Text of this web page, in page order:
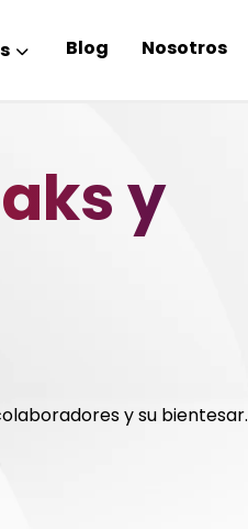
Blog Nosotros
y
y su bientesar.